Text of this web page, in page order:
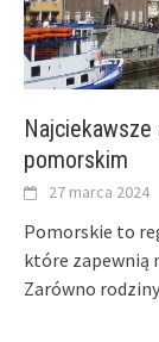
pomorskim
27 marca 2024
Pomorskie to
które zapewnią
Zarówno